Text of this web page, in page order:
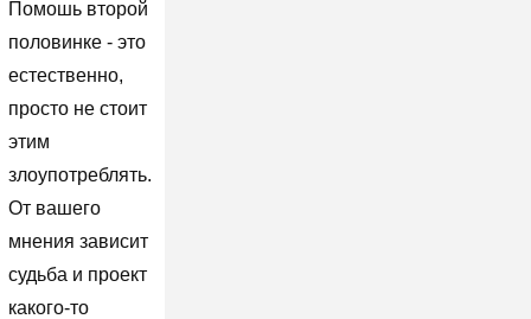
Помошь второй
половинке - это
естественно,
просто не стоит
этим
злоупотреблять.
От вашего
мнения зависит
судьба и проект
какого-то